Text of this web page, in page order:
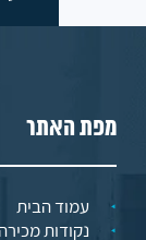
מפת האתר
עמוד הבית
נקודות מכירה